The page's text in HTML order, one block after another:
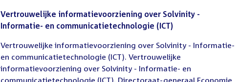
Vertrouwelijke informatievoorziening over Solvinity -
Informatie- en communicatietechnologie (ICT)
Vertrouwelijke informatievoorziening over Solvinity - Informatie-
en communicatietechnologie (ICT). Vertrouwelijke
informatievoorziening over Solvinity - Informatie- en